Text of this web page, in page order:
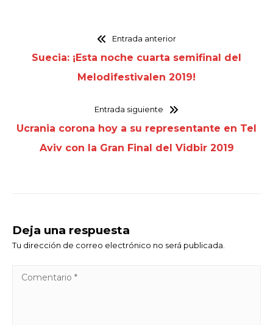
Entrada anterior
Suecia: ¡Esta noche cuarta semifinal del
Melodifestivalen 2019!
Entrada siguiente
Ucrania corona hoy a su representante en Tel
Aviv con la Gran Final del Vidbir 2019
Deja una respuesta
Tu dirección de correo electrónico no será publicada.